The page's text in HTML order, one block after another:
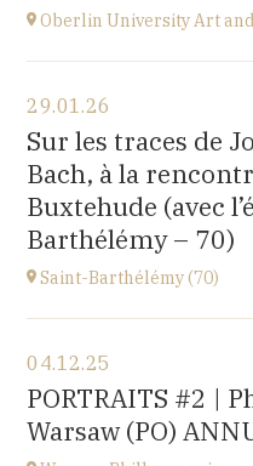
Oberlin University Art
〒194-0032 東京都町田市
2600-4, Honmachida,
à14H
Accéder au site
29.01.26
Sur les traces de
Bach, à la
Buxtehude (avec
Barthélémy – 70)
Saint-Barthélémy (70)
Gymnase,
1B Route de Ronchamp,
à15H
04.12.25
PORTRAITS #2 |
Warsaw (PO)